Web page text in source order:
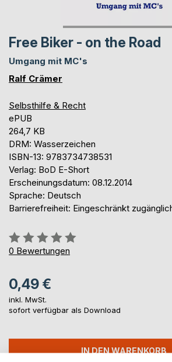
Free Biker - on the Road
Umgang mit MC's
Ralf Crämer
Selbsthilfe & Recht
ePUB
264,7 KB
DRM: Wasserzeichen
ISBN-13: 9783734738531
Verlag: BoD E-Short
Erscheinungsdatum: 08.12.2014
Sprache: Deutsch
Barrierefreiheit: Eingeschränkt
Bewertung::
0%
0 Bewertungen
0,49 €
inkl. MwSt.
sofort verfügbar als Download
IN DEN WARENKORB